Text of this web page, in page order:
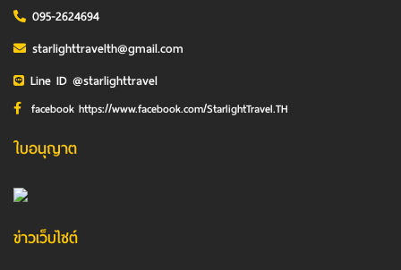
095-2624694
starlighttravelth@gmail.com
Line ID @starlighttravel
facebook https://www.facebook.com/StarlightTravel.TH
ใบอนุญาต
ข่าวเว็บไซต์